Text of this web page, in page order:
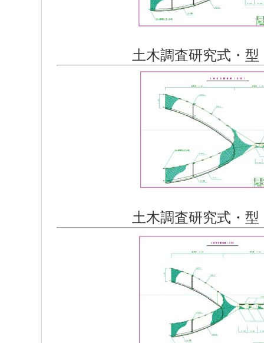
土木調査研究式・
土木調査研究式・